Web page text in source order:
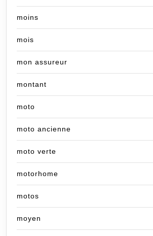
moins
mois
mon assureur
montant
moto
moto ancienne
moto verte
motorhome
motos
moyen